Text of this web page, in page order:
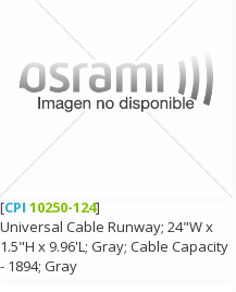
[CPI 10250-124]
Universal Cable Runway; 24"W x
1.5"H x 9.96'L; Gray; Cable Capacity
- 1894; Gray